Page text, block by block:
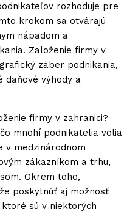
rozhoduje pre
krokom sa otvárajú
nápadom a
Založenie firmy v
záber podnikania,
daňové výhody a
firmy v zahranici?
mnohí podnikatelia volia
v medzinárodnom
zákazníkom a trhu,
Okrem toho,
poskytnúť aj možnosť
sú v niektorých